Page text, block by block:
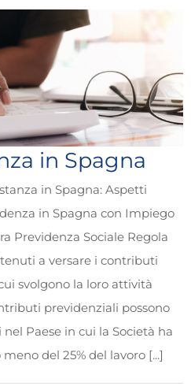
in Spagna
in Spagna: Aspetti
in Spagna con Impiego
Previdenza Sociale Regola
a versare i contributi
svolgono la loro attività
previdenziali possono
Paese in cui la Società ha
del 25% del lavoro [...]